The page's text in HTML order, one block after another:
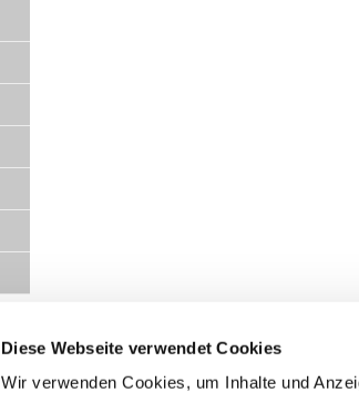
Diese Webseite verwendet Cookies
Wir verwenden Cookies, um Inhalte und